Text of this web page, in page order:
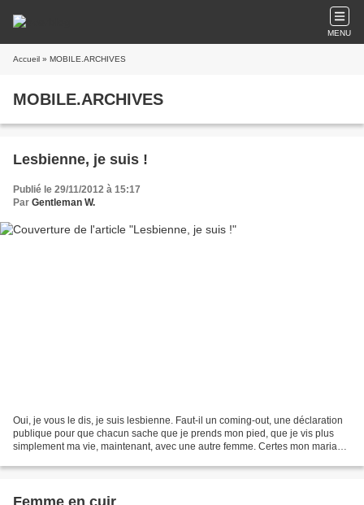
MENU
Accueil » MOBILE.ARCHIVES
MOBILE.ARCHIVES
Lesbienne, je suis !
Publié le 29/11/2012 à 15:17
Par Gentleman W.
Oui, je vous le dis, je suis lesbienne. Faut-il un coming-out, une déclaration
publique pour que chacun sache que je prends mon pied, que je vis plus
simplement ma vie, maintenant, avec une autre femme. Certes mon mariage
Femme en cuir